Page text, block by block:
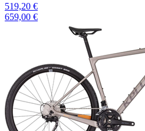
519,20 €
659,00 €